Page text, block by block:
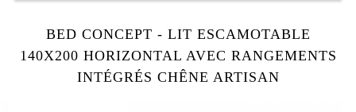
BED CONCEPT - LIT ESCAMOTABLE
140X200 HORIZONTAL AVEC RANGEMENTS
INTÉGRÉS CHÊNE ARTISAN